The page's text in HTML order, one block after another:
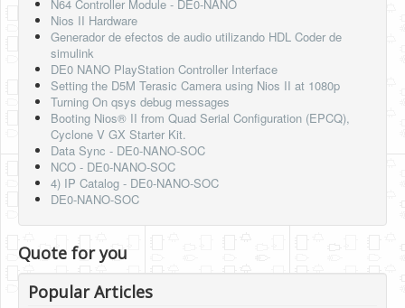
N64 Controller Module - DE0-NANO
Nios II Hardware
Generador de efectos de audio utilizando HDL Coder de
simulink
DE0 NANO PlayStation Controller Interface
Setting the D5M Terasic Camera using Nios II at 1080p
Turning On qsys debug messages
Booting Nios® II from Quad Serial Configuration (EPCQ),
Cyclone V GX Starter Kit.
Data Sync - DE0-NANO-SOC
NCO - DE0-NANO-SOC
4) IP Catalog - DE0-NANO-SOC
DE0-NANO-SOC
Quote for you
Popular Articles